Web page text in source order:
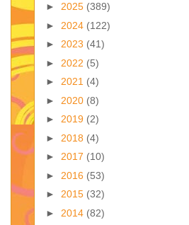
► 2025 (389)
► 2024 (122)
► 2023 (41)
► 2022 (5)
► 2021 (4)
► 2020 (8)
► 2019 (2)
► 2018 (4)
► 2017 (10)
► 2016 (53)
► 2015 (32)
► 2014 (82)